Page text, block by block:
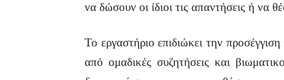
να δώσουν οι ίδιοι τις απαντήσεις ή να
Το εργαστήριο επιδιώκει την
από ομαδικές συζητήσεις και